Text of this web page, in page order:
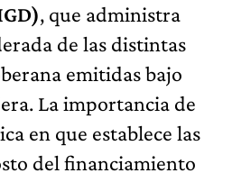
, que administra
de las distintas
emitidas bajo
La importancia de
en que establece las
del financiamiento